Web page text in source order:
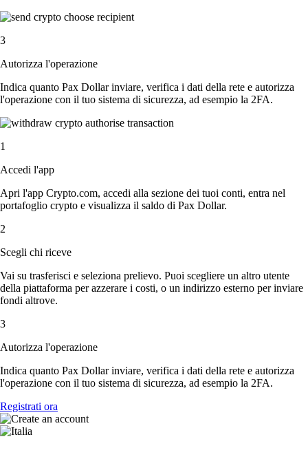
3
Autorizza l'operazione
Indica quanto Pax Dollar inviare, verifica i dati della rete e autorizza
l'operazione con il tuo sistema di sicurezza, ad esempio la 2FA.
1
Accedi l'app
Apri l'app Crypto.com, accedi alla sezione dei tuoi conti, entra nel
portafoglio crypto e visualizza il saldo di Pax Dollar.
2
Scegli chi riceve
Vai su trasferisci e seleziona prelievo. Puoi scegliere un altro utente
della piattaforma per azzerare i costi, o un indirizzo esterno per inviare
fondi altrove.
3
Autorizza l'operazione
Indica quanto Pax Dollar inviare, verifica i dati della rete e autorizza
l'operazione con il tuo sistema di sicurezza, ad esempio la 2FA.
Registrati ora